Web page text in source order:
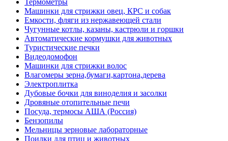
Термометры
Машинки для стрижки овец, КРС и собак
Емкости, фляги из нержавеющей стали
Чугунные котлы, казаны, кастрюли и горшки
Автоматические кормушки для животных
Туристические печки
Видеодомофон
Машинки для стрижки волос
Влагомеры зерна,бумаги,картона,дерева
Электроплитка
Дубовые бочки для виноделия и засолки
Дровяные отопительные печи
Посуда, термосы АША (Россия)
Бензопилы
Мельницы зерновые лабораторные
Поилки для птиц и животных